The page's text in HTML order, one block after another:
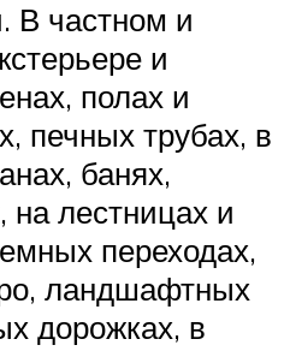
В частном и
и
полах и
печных трубах, в
банях,
на лестницах и
переходах,
ландшафтных
дорожках, в